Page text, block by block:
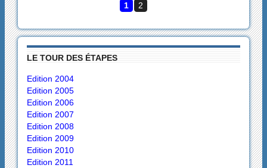
1 2
LE TOUR DES ÉTAPES
Edition 2004
Edition 2005
Edition 2006
Edition 2007
Edition 2008
Edition 2009
Edition 2010
Edition 2011